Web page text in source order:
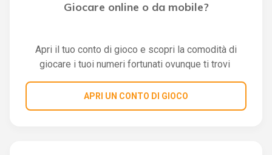
Giocare online o da mobile?
Apri il tuo conto di gioco e scopri la comodità di
giocare i tuoi numeri fortunati ovunque ti trovi
APRI UN CONTO DI GIOCO